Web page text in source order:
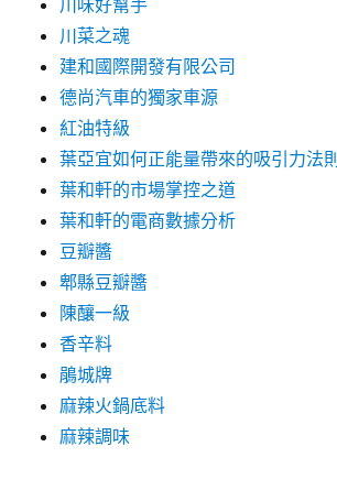
川味好幫手
川菜之魂
建和國際開發有限公司
德尚汽車的獨家車源
紅油特級
葉亞宜如何正能量帶來的吸引力法則
葉和軒的市場掌控之道
葉和軒的電商數據分析
豆瓣醬
郫縣豆瓣醬
陳釀一級
香辛料
鵑城牌
麻辣火鍋底料
麻辣調味